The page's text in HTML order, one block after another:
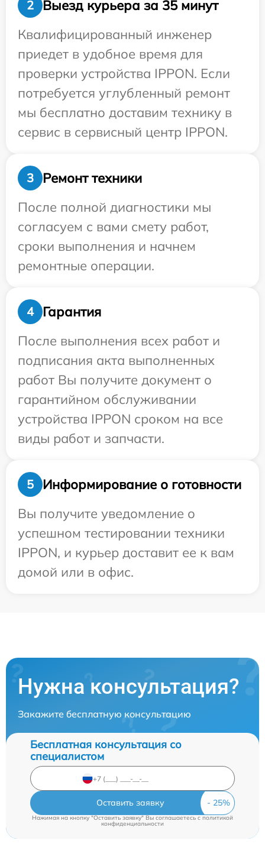
2
Выезд курьера за 35 минут
Квалифицированный инженер
приедет в удобное время для
проверки устройства IPPON. Если
потребуется углубленный ремонт
мы бесплатно доставим технику в
сервис в сервисный центр IPPON.
3
Ремонт техники
После полной диагностики мы
согласуем с вами смету работ,
сроки выполнения и начнем
ремонтные операции.
4
Гарантия
После выполнения всех работ и
подписания акта выполненных
работ Вы получите документ о
гарантийном обслуживании
устройства IPPON сроком на все
виды работ и запчасти.
5
Информирование о готовности
Вы получите уведомление о
успешном тестировании техники
IPPON, и курьер доставит ее к вам
домой или в офис.
Нужна консультация?
Закажите бесплатную консультацию
Бесплатная консультация со
специалистом
Оставить заявку
Нажимая на кнопку "Оставить заявку" Вы соглашаетесь cполитикой
конфиденциальности